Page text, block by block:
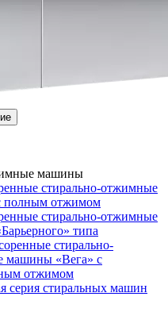
машины
стирально-отжимные
полным отжимом
стирально-отжимные
типа
стирально-
машины «Вега» с
отжимом
серия стиральных машин